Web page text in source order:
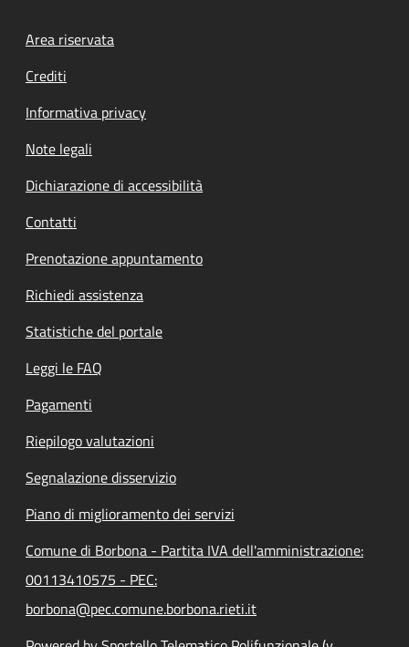
Footer menu
Area riservata
Crediti
Informativa privacy
Note legali
Dichiarazione di accessibilità
Contatti
Prenotazione appuntamento
Richiedi assistenza
Statistiche del portale
Leggi le FAQ
Pagamenti
Riepilogo valutazioni
Segnalazione disservizio
Piano di miglioramento dei servizi
Comune di Borbona - Partita IVA dell'amministrazione:
00113410575 - PEC:
borbona@pec.comune.borbona.rieti.it